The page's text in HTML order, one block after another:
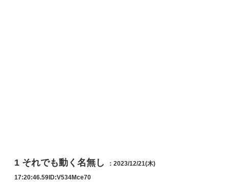
1 それでも動く名無し ：2023/12/21(木)
17:20:46.59 ID:V534Mce70